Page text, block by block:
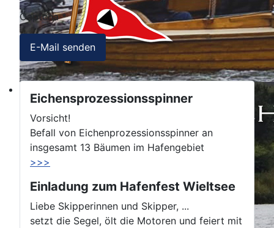
Captcha*
E-Mail senden
Eichensprozessionsspinner
Vorsicht!
Befall von Eichenprozessionsspinner an
insgesamt 13 Bäumen im Hafengebiet
>>>
Einladung zum Hafenfest Wieltsee
Liebe Skipperinnen und Skipper, ...
setzt die Segel, ölt die Motoren und feiert mit